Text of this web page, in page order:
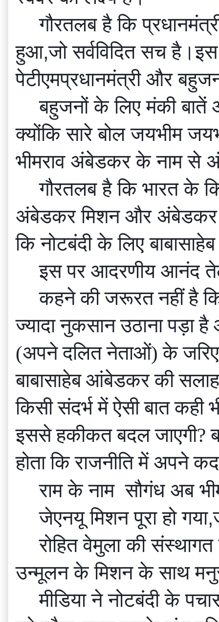
गौरतलब है कि
हुआ,जो सर्वविदित सच
पेटीएमप्रधानमंत्री और
बहुजनों के लिए मंकी बातें
क्योंकि सारे बोल जयभीम
भीमराव अंबेडकर के नाम से
गौरतलब है कि भारत के
अंबेडकर मिशन और अंबेडकर
कि नोटबंदी के लिए
इस पर आदरणीय आनंद
कहने की जरूरत नहीं है
ज्यादा नुकसान उठाना पड़ा
(अपने दलित नेताओं) के
बाबासाहेब आंबेडकर की
किसी संदर्भ में ऐसी बात कही
इससे हकीकत बदल जाएगी?
होता कि राजनीति में अपने
राम के नाम  सौगंध अब
जेएनयू मिशन पूरा हो
रोहित वेमुला की
उन्मूलन के मिशन के साथ
मीडिया ने नोटबंदी के